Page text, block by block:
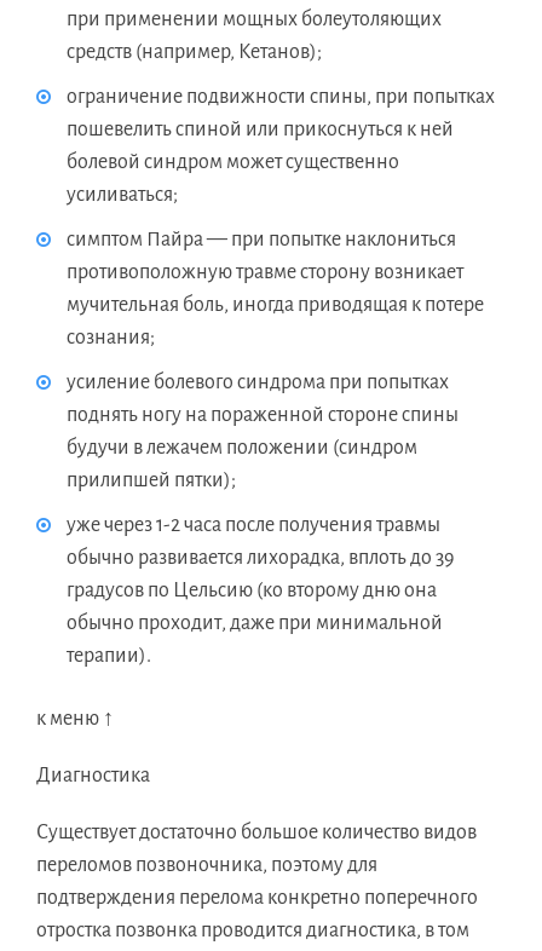
при применении мощных болеутоляющих
средств (например, Кетанов);
ограничение подвижности спины, при попытках
пошевелить спиной или прикоснуться к ней
болевой синдром может существенно
усиливаться;
симптом Пайра — при попытке наклониться
противоположную травме сторону возникает
мучительная боль, иногда приводящая к потере
сознания;
усиление болевого синдрома при попытках
поднять ногу на пораженной стороне спины
будучи в лежачем положении (синдром
прилипшей пятки);
уже через 1-2 часа после получения травмы
обычно развивается лихорадка, вплоть до 39
градусов по Цельсию (ко второму дню она
обычно проходит, даже при минимальной
терапии).
к меню ↑
Диагностика
Существует достаточно большое количество видов
переломов позвоночника, поэтому для
подтверждения перелома конкретно поперечного
отростка позвонка проводится диагностика, в том